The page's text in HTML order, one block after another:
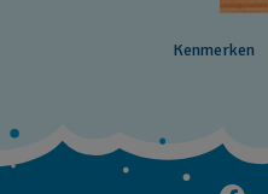
Kenmerken